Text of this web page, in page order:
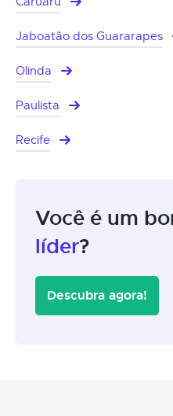
Jaboatão dos Guararapes
Olinda
Paulista
Recife
Você é um
líder?
Descubra agora!